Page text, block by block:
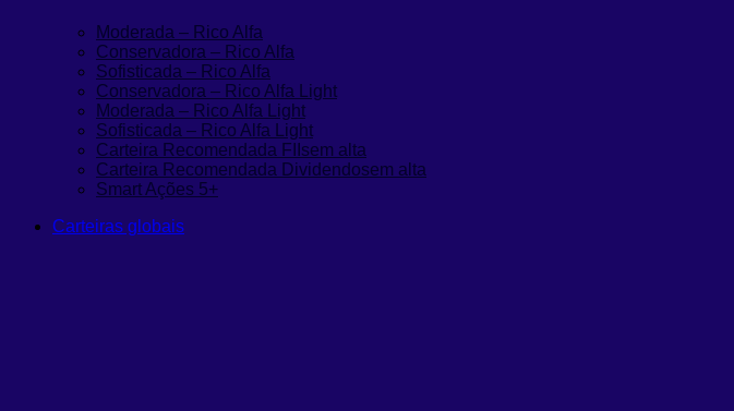
Moderada – Rico Alfa
Conservadora – Rico Alfa
Sofisticada – Rico Alfa
Conservadora – Rico Alfa Light
Moderada – Rico Alfa Light
Sofisticada – Rico Alfa Light
Carteira Recomendada FIIsem alta
Carteira Recomendada Dividendosem alta
Smart Ações 5+
Carteiras globais